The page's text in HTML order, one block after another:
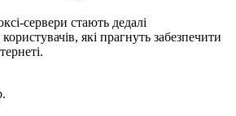
сервери стають дедалі
які прагнуть забезпечити